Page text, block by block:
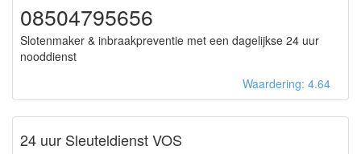
08504795656
Slotenmaker & inbraakpreventie met een dagelijkse 24 uur
nooddienst
Waardering: 4.64
24 uur Sleuteldienst VOS